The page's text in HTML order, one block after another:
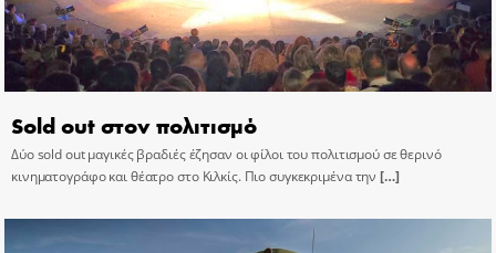
Sold out στον πολιτισμό
Δύο sold out μαγικές βραδιές έζησαν οι φίλοι του πολιτισμού σε θερινό
κινηματογράφο και θέατρο στο Κιλκίς. Πιο συγκεκριμένα την […]